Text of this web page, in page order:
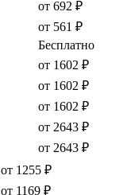
от 692 ₽
от 561 ₽
Бесплатно
от 1602 ₽
от 1602 ₽
от 1602 ₽
от 2643 ₽
от 2643 ₽
от 1255 ₽
от 1169 ₽